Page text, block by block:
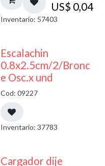
US$ 0,04
Inventario: 57403
Escalachin
0.8x2.5cm/2/Bronc
e Osc.x und
Cod: 09227
Inventario: 37783
Cargador dije